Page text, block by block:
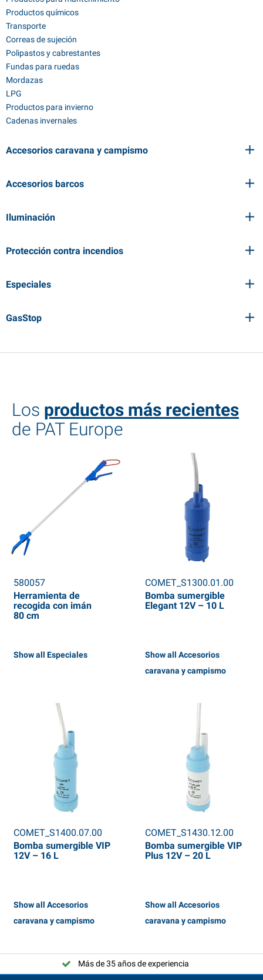
Productos químicos
Transporte
Correas de sujeción
Polipastos y cabrestantes
Fundas para ruedas
Mordazas
LPG
Productos para invierno
Cadenas invernales
Accesorios caravana y campismo
Accesorios barcos
Iluminación
Protección contra incendios
Especiales
GasStop
Los productos más recientes
de PAT Europe
580057
Herramienta de
recogida con imán
80 cm
Show all Especiales
COMET_S1300.01.00
Bomba sumergible
Elegant 12V – 10 L
Show all Accesorios
caravana y campismo
COMET_S1400.07.00
Bomba sumergible VIP
12V – 16 L
Show all Accesorios
caravana y campismo
COMET_S1430.12.00
Bomba sumergible VIP
Plus 12V – 20 L
Show all Accesorios
caravana y campismo
Más de 35 años de experiencia